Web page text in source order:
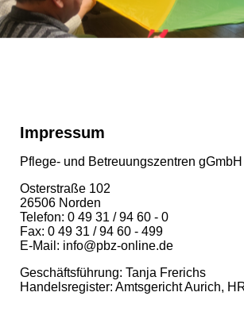
Impressum
Pflege- und Betreuungszentren gGmbH
Osterstraße 102
26506 Norden
Telefon: 0 49 31 / 94 60 - 0
Fax: 0 49 31 / 94 60 - 499
E-Mail: info@pbz-online.de
Geschäftsführung: Tanja Frerichs
Handelsregister: Amtsgericht Aurich,